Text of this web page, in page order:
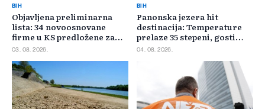
BIH
Objavljena preliminarna
lista: 34 novoosnovane
firme u KS predložene za
400.000 KM poticaja
03. 08. 2026.
BIH
Panonska jezera hit
destinacija: Temperature
prelaze 35 stepeni, gosti
pristižu iz cijele regije
04. 08. 2026.